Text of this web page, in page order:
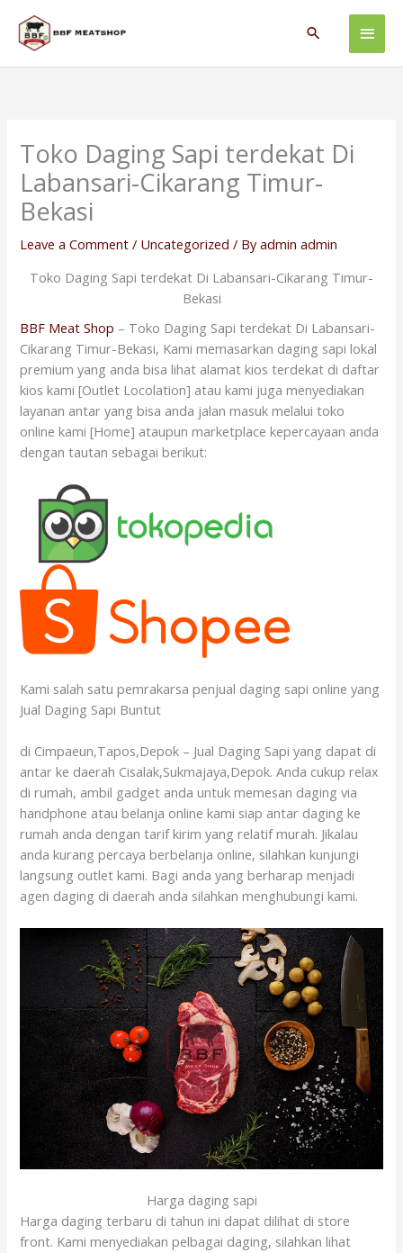
content
Main
Search
Toko Daging Sapi terdekat Di
Labansari-Cikarang Timur-
Bekasi
Leave a Comment / Uncategorized / Byadmin admin
Toko Daging Sapi terdekat Di Labansari-Cikarang Timur-
Bekasi
BBF Meat Shop – Toko Daging Sapi terdekat Di Labansari-
Cikarang Timur-Bekasi, Kami memasarkan daging sapi lokal
premium yang anda bisa lihat alamat kios terdekat di daftar
kios kami [Outlet Locolation] atau kami juga menyediakan
layanan antar yang bisa anda jalan masuk melalui toko
online kami [Home] ataupun marketplace kepercayaan anda
dengan tautan sebagai berikut:
Kami salah satu pemrakarsa penjual daging sapi online yang
Jual Daging Sapi Buntut
di Cimpaeun,Tapos,Depok – Jual Daging Sapi yang dapat di
antar ke daerah Cisalak,Sukmajaya,Depok. Anda cukup relax
di rumah, ambil gadget anda untuk memesan daging via
handphone atau belanja online kami siap antar daging ke
rumah anda dengan tarif kirim yang relatif murah. Jikalau
anda kurang percaya berbelanja online, silahkan kunjungi
langsung outlet kami. Bagi anda yang berharap menjadi
agen daging di daerah anda silahkan menghubungi kami.
Harga daging sapi
Harga daging terbaru di tahun ini dapat dilihat di store
front. Kami menyediakan pelbagai daging, silahkan lihat